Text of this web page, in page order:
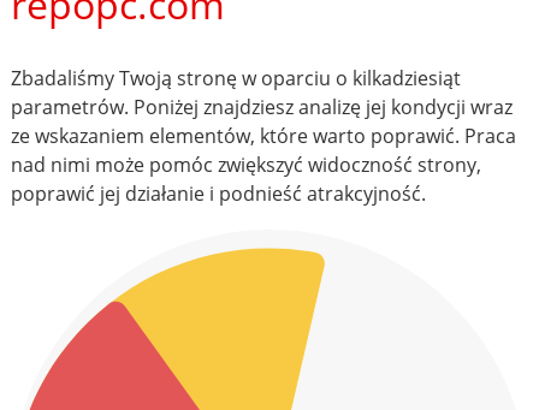
Zbadaliśmy Twoją stronę w oparciu o kilkadziesiąt
parametrów. Poniżej znajdziesz analizę jej kondycji wraz
ze wskazaniem elementów, które warto poprawić. Praca
nad nimi może pomóc zwiększyć widoczność strony,
poprawić jej działanie i podnieść atrakcyjność.